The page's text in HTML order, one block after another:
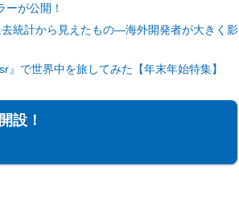
が公開！
統計から見えたもの―海外開発者が大きく影
で世界中を旅してみた【年末年始特集】
設！